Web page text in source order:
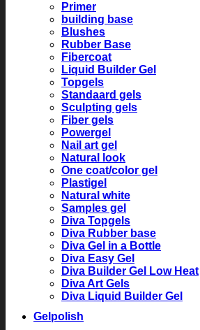
Primer
building base
Blushes
Rubber Base
Fibercoat
Liquid Builder Gel
Topgels
Standaard gels
Sculpting gels
Fiber gels
Powergel
Nail art gel
Natural look
One coat/color gel
Plastigel
Natural white
Samples gel
Diva Topgels
Diva Rubber base
Diva Gel in a Bottle
Diva Easy Gel
Diva Builder Gel Low Heat
Diva Art Gels
Diva Liquid Builder Gel
Gelpolish